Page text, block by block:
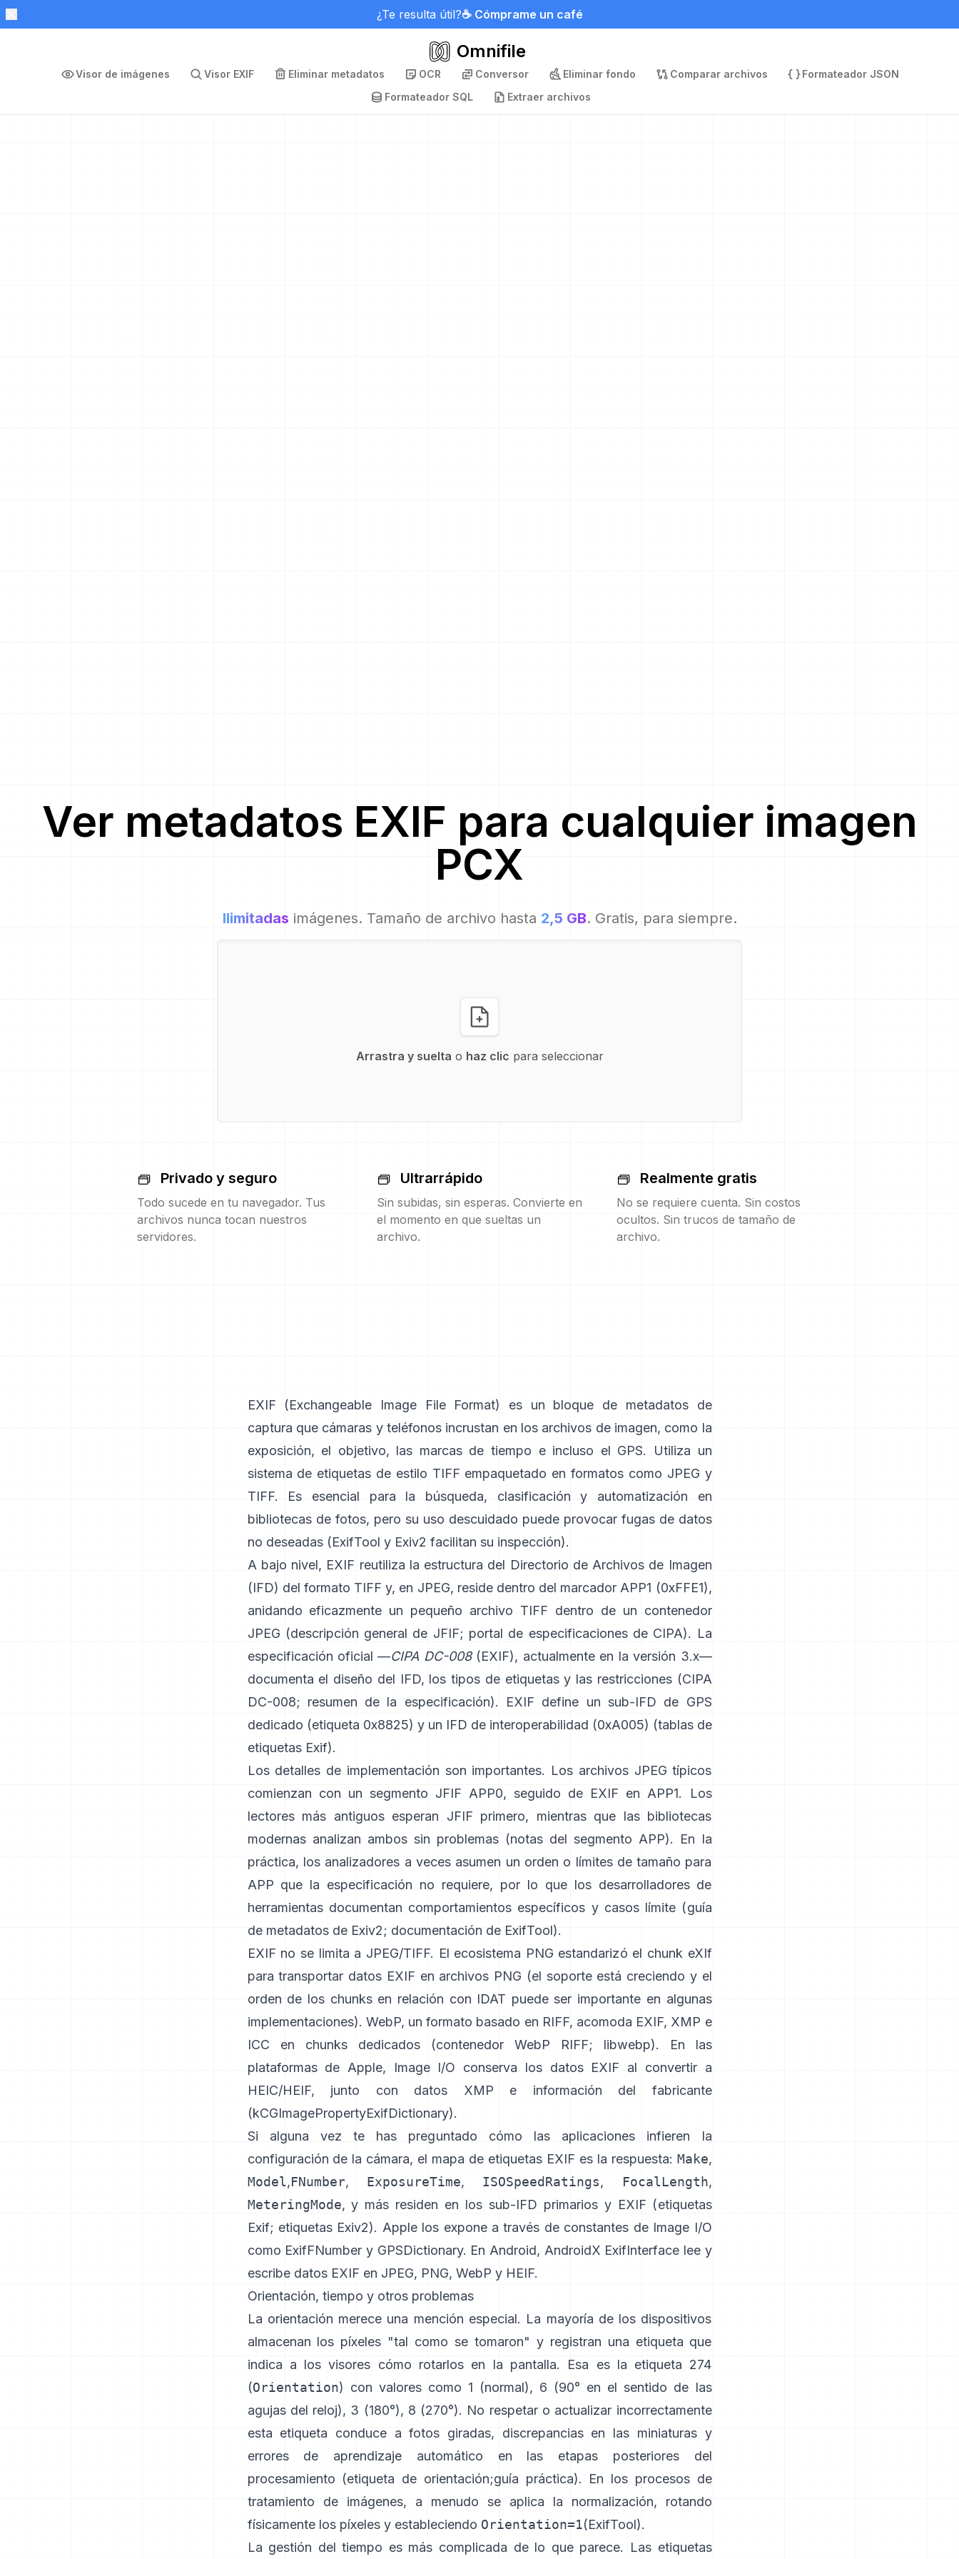
¿Te resulta útil?☕ Cómprame un café
Omnifile
Visor de imágenes Visor EXIF Eliminar metadatos OCR Conversor Eliminar fondo Comparar archivos
Formateador JSON
Formateador SQL
Extraer archivos
Ver metadatos EXIF para cualquier imagen
PCX
Ilimitadas imágenes. Tamaño de archivo hasta 2,5 GB. Gratis, para siempre.
Arrastra y suelta o haz clic para seleccionar
Privado y seguro
Todo sucede en tu navegador. Tus
archivos nunca tocan nuestros
servidores.
Ultrarrápido
Sin subidas, sin esperas. Convierte en
el momento en que sueltas un
archivo.
Realmente gratis
No se requiere cuenta. Sin costos
ocultos. Sin trucos de tamaño de
archivo.
EXIF (Exchangeable Image File Format) es un bloque de metadatos de
captura que cámaras y teléfonos incrustan en los archivos de imagen, como la
exposición, el objetivo, las marcas de tiempo e incluso el GPS. Utiliza un
sistema de etiquetas de estilo TIFF empaquetado en formatos como JPEG y
TIFF. Es esencial para la búsqueda, clasificación y automatización en
bibliotecas de fotos, pero su uso descuidado puede provocar fugas de datos
no deseadas (ExifTool y Exiv2 facilitan su inspección).
A bajo nivel, EXIF reutiliza la estructura del Directorio de Archivos de Imagen
(IFD) del formato TIFF y, en JPEG, reside dentro del marcador APP1 (0xFFE1),
anidando eficazmente un pequeño archivo TIFF dentro de un contenedor
JPEG (descripción general de JFIF; portal de especificaciones de CIPA). La
especificación oficial —CIPA DC-008(EXIF), actualmente en la versión 3.x—
documenta el diseño del IFD, los tipos de etiquetas y las restricciones (CIPA
DC-008; resumen de la especificación). EXIF define un sub-IFD de GPS
dedicado (etiqueta 0x8825) y un IFD de interoperabilidad (0xA005) (tablas de
etiquetas Exif).
Los detalles de implementación son importantes. Los archivos JPEG típicos
comienzan con un segmento JFIF APP0, seguido de EXIF en APP1. Los
lectores más antiguos esperan JFIF primero, mientras que las bibliotecas
modernas analizan ambos sin problemas (notas del segmento APP). En la
práctica, los analizadores a veces asumen un orden o límites de tamaño para
APP que la especificación no requiere, por lo que los desarrolladores de
herramientas documentan comportamientos específicos y casos límite (guía
de metadatos de Exiv2; documentación de ExifTool).
EXIF no se limita a JPEG/TIFF. El ecosistema PNG estandarizó el chunk eXIf
para transportar datos EXIF en archivos PNG (el soporte está creciendo y el
orden de los chunks en relación con IDAT puede ser importante en algunas
implementaciones). WebP, un formato basado en RIFF, acomoda EXIF, XMP e
ICC en chunks dedicados (contenedor WebP RIFF; libwebp). En las
plataformas de Apple,
Image I/O conserva los datos EXIF al convertir a
HEIC/HEIF, junto con datos XMP e información del fabricante
(kCGImagePropertyExifDictionary).
Si alguna vez te has preguntado cómo las aplicaciones infieren la
configuración de la cámara, el mapa de etiquetas EXIF es la respuesta: Make,
Model,FNumber, ExposureTime, ISOSpeedRatings, FocalLength,
MeteringMode, y más residen en los sub-IFD primarios y EXIF (etiquetas
Exif; etiquetas Exiv2). Apple los expone a través de constantes de Image I/O
como ExifFNumber y GPSDictionary. En Android, AndroidX ExifInterface lee y
escribe datos EXIF en JPEG, PNG, WebP y HEIF.
Orientación, tiempo y otros problemas
La orientación merece una mención especial. La mayoría de los dispositivos
almacenan los píxeles "tal como se tomaron" y registran una etiqueta que
indica a los visores cómo rotarlos en la pantalla. Esa es la etiqueta 274
(Orientation) con valores como 1 (normal), 6 (90° en el sentido de las
agujas del reloj), 3 (180°), 8 (270°). No respetar o actualizar incorrectamente
esta etiqueta conduce a fotos giradas, discrepancias en las miniaturas y
errores de aprendizaje automático en las etapas posteriores del
procesamiento (etiqueta de orientación;guía práctica). En los procesos de
tratamiento de imágenes, a menudo se aplica la normalización, rotando
físicamente los píxeles y estableciendo Orientation=1(ExifTool).
La gestión del tiempo es más complicada de lo que parece. Las etiquetas